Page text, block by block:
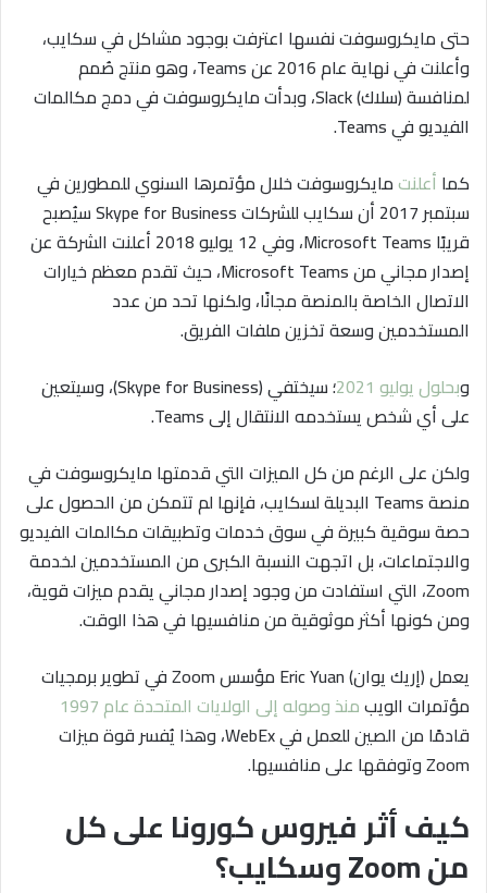
حتى مايكروسوفت نفسها اعترفت بوجود مشاكل في سكايب،
وأعلنت في نهاية عام 2016 عن Teams، وهو منتج صُمم
لمنافسة (سلاك) Slack، وبدأت مايكروسوفت في دمج مكالمات
الفيديو في Teams.
كما أعلنتمايكروسوفت خلال مؤتمرها السنوي للمطورين في
سبتمبر 2017 أن سكايب للشركات Skype for Business سيُصبح
قريبًا Microsoft Teams، وفي 12 يوليو 2018 أعلنت الشركة عن
إصدار مجاني من Microsoft Teams، حيث تقدم معظم خيارات
الاتصال الخاصة بالمنصة مجانًا، ولكنها تحد من عدد
المستخدمين وسعة تخزين ملفات الفريق.
وبحلول يوليو 2021
؛ سيختفي (Skype for Business)، وسيتعين
على أي شخص يستخدمه الانتقال إلى Teams.
ولكن على الرغم من كل الميزات التي قدمتها مايكروسوفت في
منصة Teams البديلة لسكايب، فإنها لم تتمكن من الحصول على
حصة سوقية كبيرة في سوق خدمات وتطبيقات مكالمات الفيديو
والاجتماعات، بل اتجهت النسبة الكبرى من المستخدمين لخدمة
Zoom، التي استفادت من وجود إصدار مجاني يقدم ميزات قوية،
ومن كونها أكثر موثوقية من منافسيها في هذا الوقت.
يعمل (إريك يوان) Eric Yuan مؤسس Zoom في تطوير برمجيات
مؤتمرات الويبمنذ وصوله إلى الولايات المتحدة عام 1997
قادمًا من الصين للعمل في WebEx، وهذا يُفسر قوة ميزات
Zoom وتوفقها على منافسيها.
كيف أثر فيروس كورونا على كل
من Zoom وسكايب؟